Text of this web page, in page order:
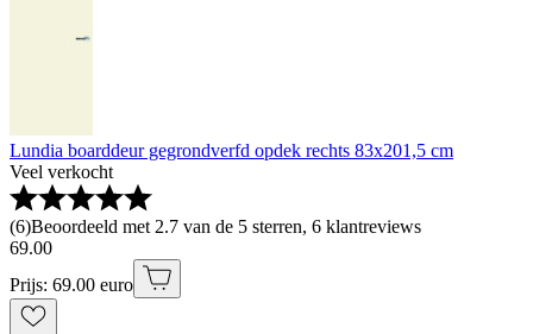
Lundia boarddeur gegrondverfd opdek rechts 83x201,5 cm
Veel verkocht
(6)Beoordeeld met 2.7 van de 5 sterren, 6 klantreviews
69.00
Prijs: 69.00 euro